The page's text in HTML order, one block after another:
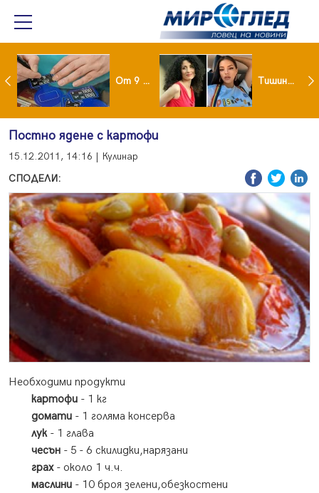
Проект за изграждане на 13-етажна "мегаджамия" разгневи жителите на Лондон От 9 август цените на етикетите само в евро Тишина преди бурята! Защо Саня Армутлиева продължава да мълчи за раздялата с Дара?
Постно ядене с картофи
15.12.2011, 14:16 | Кулинар
СПОДЕЛИ:
Необходими продукти
картофи - 1 кг
домати - 1 голяма консерва
лук - 1 глава
чесън - 5 - 6 скилидки,нарязани
грах - около 1 ч.ч.
маслини - 10 броя зелени,обезкостени